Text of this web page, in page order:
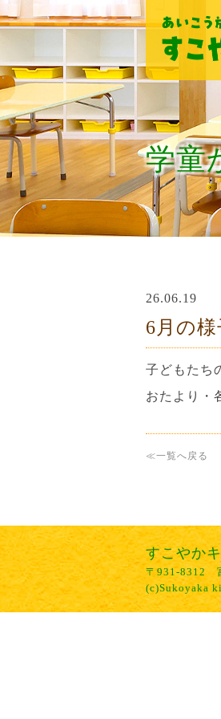
学童
26.06.19
6月の様
子どもたち
おたより・
≪一覧へ戻る
すこやか
〒931-8312
(c)Sukoyaka